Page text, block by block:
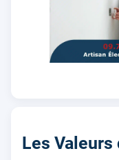
Les Valeurs